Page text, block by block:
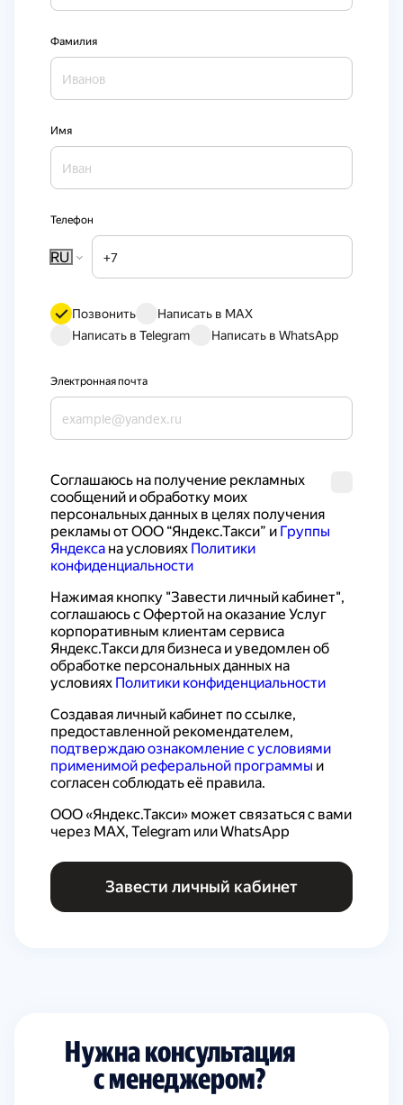
Фамилия
Имя
Телефон
RU
Позвонить
Написать в MAX
Написать в Telegram
Написать в WhatsApp
Электронная почта
Cоглашаюсь на получение рекламных
сообщений и обработку моих
персональных данных в целях получения
рекламы от ООО “Яндекс.Такси” и Группы
Яндекса на условиях Политики
конфиденциальности
Нажимая кнопку "Завести личный кабинет",
соглашаюсь с Офертой на оказание Услуг
корпоративным клиентам сервиса
Яндекс.Такси для бизнеса и уведомлен об
обработке персональных данных на
условиях Политики конфиденциальности
Создавая личный кабинет по ссылке,
подтверждаю ознакомление с условиями
применимой реферальной программы и
согласен соблюдать её правила.
ООО «Яндекс.Такси» может связаться с вами
через MAX, Telegram или WhatsApp
Завести личный кабинет
Нужна консультация
с менеджером?